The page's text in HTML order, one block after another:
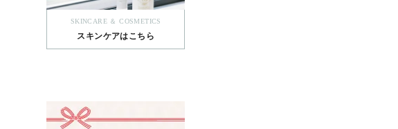
SKINCARE ＆ COSMETICS
スキンケアはこちら